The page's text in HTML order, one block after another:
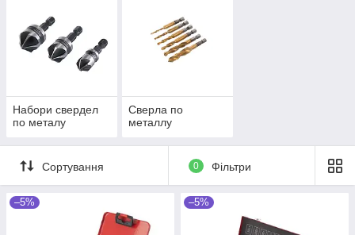
Набори свердел
по металу
Сверла по
металлу
Сортування 0 Фільтри
–5% –5%